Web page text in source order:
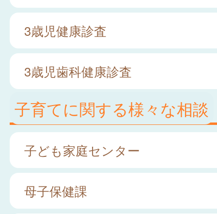
3歳児健康診査
3歳児歯科健康診査
子育てに関する様々な相談
子ども家庭センター
母子保健課